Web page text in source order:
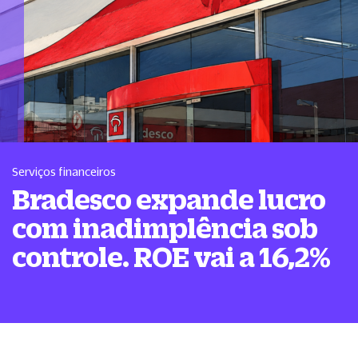
Serviços financeiros
Bradesco expande lucro
com inadimplência sob
controle. ROE vai a 16,2%